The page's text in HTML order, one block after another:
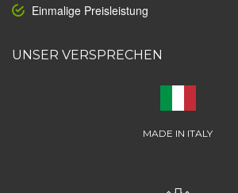
Einmalige Preisleistung
UNSER VERSPRECHEN
MADE IN ITALY